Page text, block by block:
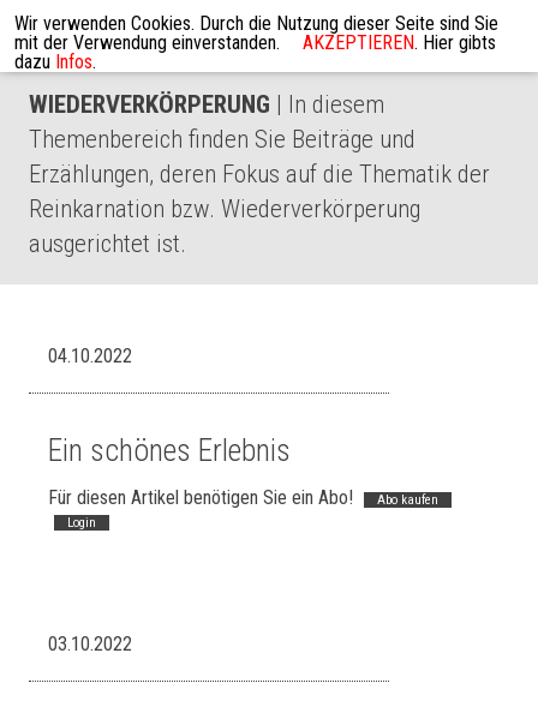
WIEDERVERKÖRPERUNG | In diesem
Themenbereich finden Sie Beiträge und
Erzählungen, deren Fokus auf die Thematik der
Reinkarnation bzw. Wiederverkörperung
ausgerichtet ist.
04.10.2022
Ein schönes Erlebnis
Für diesen Artikel benötigen Sie ein Abo!
Abo kaufen
Login
03.10.2022
Wir verwenden Cookies. Durch die Nutzung dieser Seite sind Sie
mit der Verwendung einverstanden.
AKZEPTIEREN. Hier gibts
dazu Infos.